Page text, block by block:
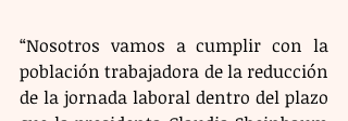
“Nosotros vamos a cumplir con la
población trabajadora de la reducción
de la jornada laboral dentro del plazo